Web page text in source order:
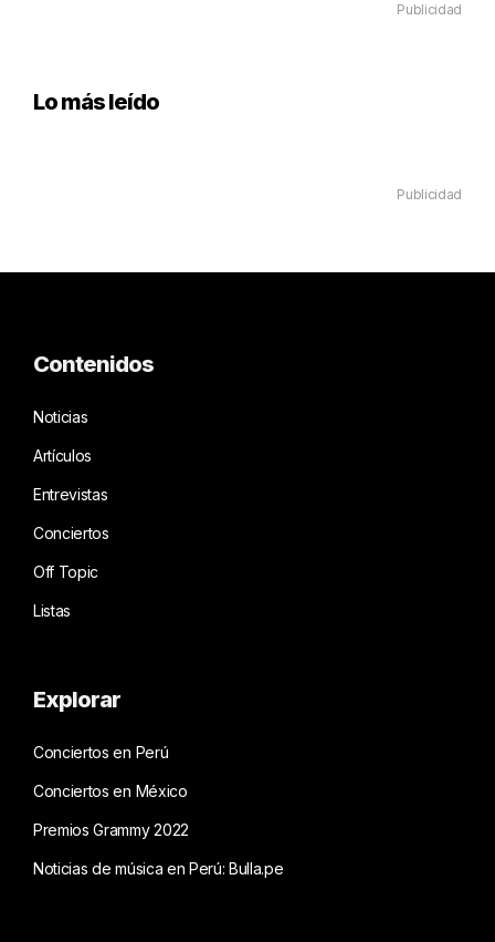
Publicidad
Lo más leído
Publicidad
Contenidos
Noticias
Artículos
Entrevistas
Conciertos
Off Topic
Listas
Explorar
Conciertos en Perú
Conciertos en México
Premios Grammy 2022
Noticias de música en Perú: Bulla.pe